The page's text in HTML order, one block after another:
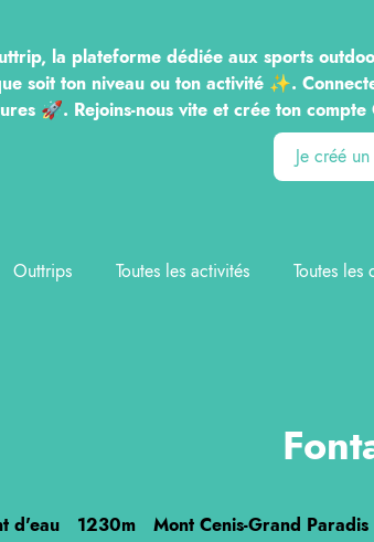
la plateforme dédiée aux sports
soit ton niveau ou ton activité ✨.
🚀. Rejoins-nous vite et crée ton
Je créé
Outtrips Toutes les activités Toutes les
d'eau 1230m
Mont Cenis-Grand Paradis